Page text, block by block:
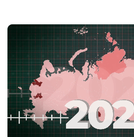
Военно-патриотический музей
Музей «Боевой путь 79-го
минометного полка»
«Музей Боевой Славы 9-й
Краснознаменной стрелковой
А.П.Белобородова»
«Оборона Москвы. Боевой
стрелковой дивизии»